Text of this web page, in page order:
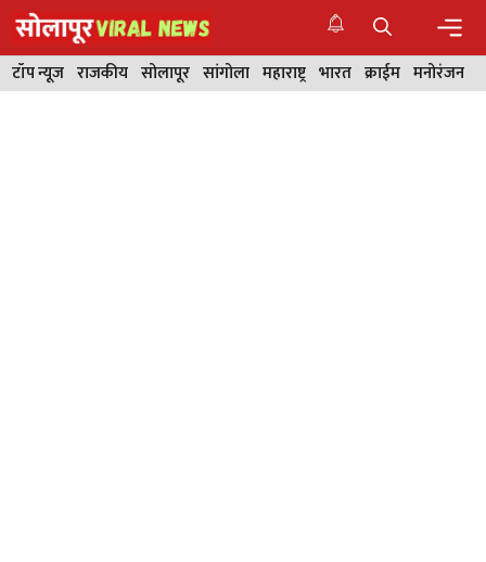
Skip
to
content
टॉप न्यूज राजकीय सोलापूर सांगोला महाराष्ट्र भारत क्राईम मनोरंजन